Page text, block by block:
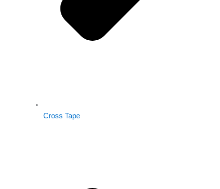
Cross Tape